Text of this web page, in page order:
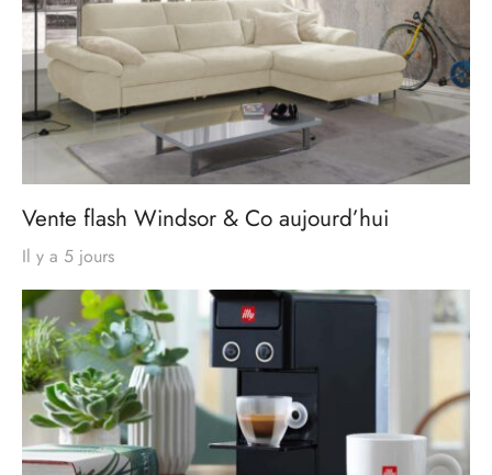
Vente flash Windsor & Co aujourd’hui
Il y a 5 jours